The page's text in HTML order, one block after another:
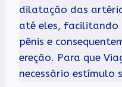
dilatação das
até eles, facilitando
pênis e
ereção. Para que
necessário estímulo